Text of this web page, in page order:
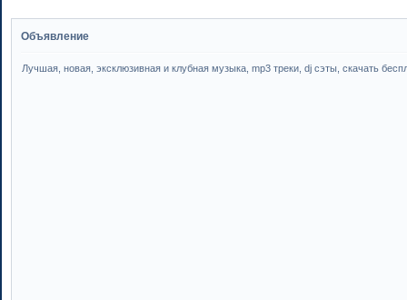
Объявление
Лучшая, новая, эксклюзивная и клубная музыка, mp3 треки, dj сэты, скачать